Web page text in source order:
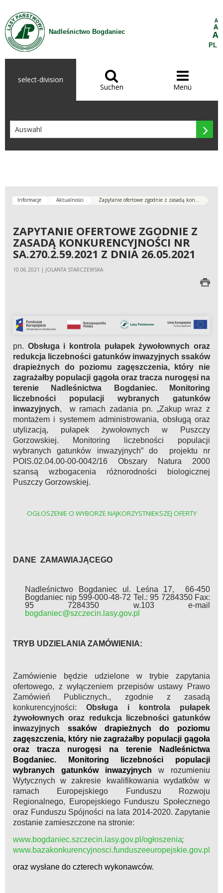
Zum Inhalt wechseln
Nadleśnictwo Bogdaniec
A
A
A
PL
select-division 
Suchen

Menü

Informacje Aktualności Zapytanie ofertowe zgodnie z zasadą kon...
ZAPYTANIE OFERTOWE ZGODNIE Z
ZASADĄ KONKURENCYJNOŚCI NR
SA.270.2.59.2021 Z DNIA 26.05.2021
10.06.2021 | JOLANTA STARCZEWSKA
pn. Obsługa i kontrola pułapek żywołownych oraz
redukcja liczebności gatunków inwazyjnych ssaków
drapieżnych do poziomu zagęszczenia, który nie
zagrażałby populacji gągoła oraz tracza nurogęsi na
terenie Nadleśnictwa Bogdaniec. Monitoring
liczebności populacji wybranych gatunków
inwazyjnych, w ramach zadania pn. „Zakup wraz z
montażem i systemem administrowania, obsługą oraz
utylizacją, pułapek żywołownych w Puszczy
Gorzowskiej. Monitoring liczebności populacji
wybranych gatunków inwazyjnych” do projektu nr
POIS.02.04.00-00-0042/16 Obszary Natura 2000
szansą wzbogacenia różnorodności biologicznej
Puszczy Gorzowskiej.
OGŁOSZENIE O WYBORZE NAJKORZYSTNIEKSZEJ OFERTY
DANE ZAMAWIAJĄCEGO
Nadleśnictwo Bogdaniec ul. Leśna 17, 66-450
Bogdaniec nip 599-000-48-72 Tel.: 95 7284350 Fax:
95 7284350 w.103 e-mail
bogdaniec@szczecin.lasy.gov.pl
TRYB UDZIELANIA ZAMÓWIENIA:
Zamówienie będzie udzielone w trybie zapytania
ofertowego, z wyłączeniem przepisów ustawy Prawo
Zamówień Publicznych., zgodnie z zasadą
konkurencyjności: Obsługa i kontrola pułapek
żywołownych oraz redukcja liczebności gatunków
inwazyjnych
ssaków drapieżnych do poziomu
zagęszczenia, który nie zagrażałby populacji gągoła
oraz tracza nurogęsi na terenie Nadleśnictwa
Bogdaniec. Monitoring liczebności populacji
wybranych gatunków inwazyjnych w rozumieniu
Wytycznych w zakresie kwalifikowania wydatków w
ramach Europejskiego Funduszu Rozwoju
Regionalnego, Europejskiego Funduszu Społecznego
oraz Funduszu Spójności na lata 2014-2020. Zapytanie
zostanie zamieszczone na stronie:
www.bogdaniec.szczecin.lasy.gov.pl/ogłoszenia;
www.bazakonkurencyjnosci.funduszeeuropejskie.gov.pl
oraz wysłane do czterech wykonawców.